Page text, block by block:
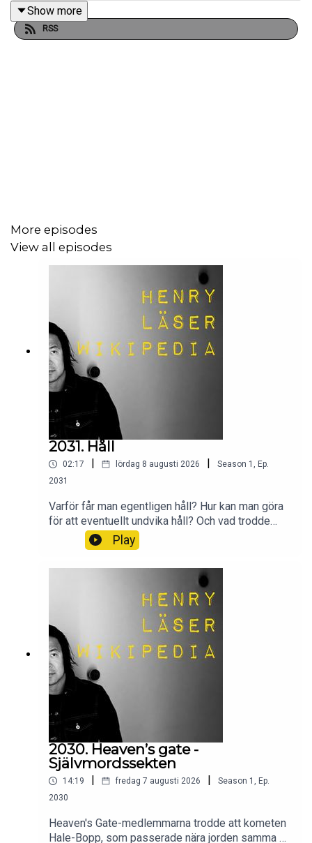
Show more
RSS
More episodes
View all episodes
2031. Håll
02:17 | lördag 8 augusti 2026 | Season 1 , Ep.
2031
Varför får man egentligen håll? Hur kan man göra
för att eventuellt undvika håll? Och vad trodde
man förr tiden kunde bota håll?Wikipedia säger
sitt om håll.
Play
2030. Heaven’s gate -
Självmordssekten
14:19 | fredag 7 augusti 2026 | Season 1 , Ep.
2030
Heaven's Gate-medlemmarna trodde att kometen
Hale-Bopp, som passerade nära jorden samma år,